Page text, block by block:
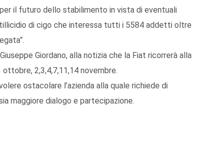
il futuro dello stabilimento in vista di eventuali
di cigo che interessa tutti i 5584 addetti oltre
Giordano, alla notizia che la Fiat ricorrerà alla
2,3,4,7,11,14 novembre.
ostacolare l’azienda alla quale richiede di
maggiore dialogo e partecipazione.